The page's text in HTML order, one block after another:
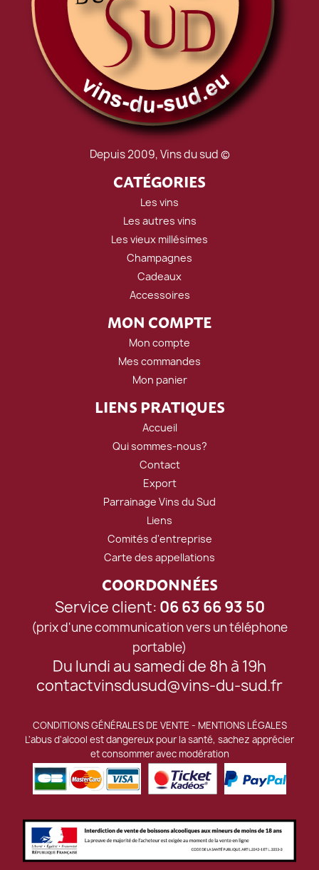
Depuis 2009, Vins du sud ©
CATÉGORIES
Les vins
Les autres vins
Les vieux millésimes
Champagnes
Cadeaux
Accessoires
MON COMPTE
Mon compte
Mes commandes
Mon panier
LIENS PRATIQUES
Accueil
Qui sommes-nous?
Contact
Export
Parrainage Vins du Sud
Liens
Comités d'entreprise
Carte des appellations
COORDONNÉES
Service client: 06 63 66 93 50
(prix d'une communication vers un téléphone
portable)
Du lundi au samedi de 8h à 19h
contactvinsdusud@vins-du-sud.fr
CONDITIONS GÉNÉRALES DE VENTE - MENTIONS LÉGALES
L'abus d'alcool est dangereux pour la santé, sachez apprécier
et consommer avec modération